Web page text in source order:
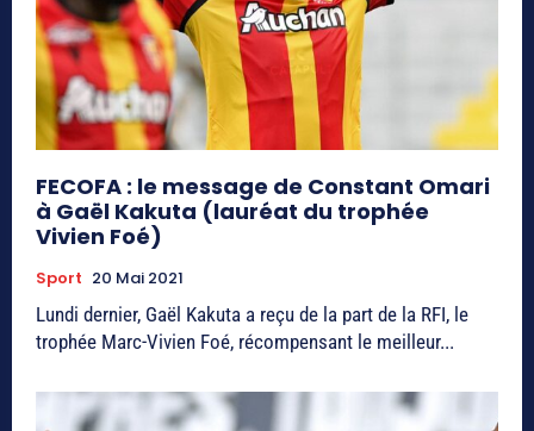
FECOFA : le message de Constant Omari
à Gaël Kakuta (lauréat du trophée
Vivien Foé)
Sport 20 Mai 2021
Lundi dernier, Gaël Kakuta a reçu de la part de la RFI, le
trophée Marc-Vivien Foé, récompensant le meilleur...